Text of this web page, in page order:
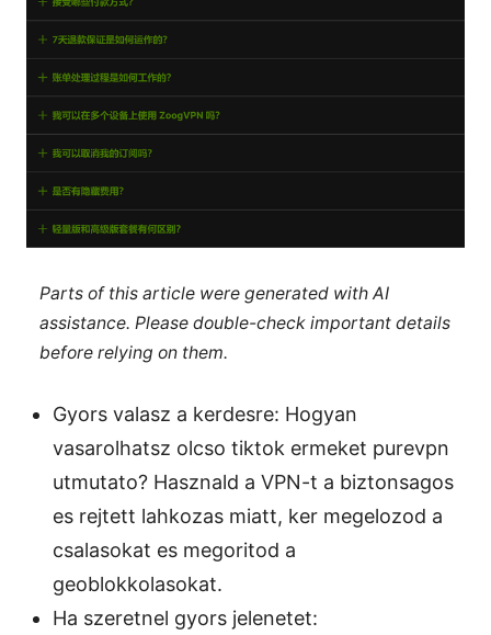
Parts of this article were generated with AI
assistance. Please double-check important details
before relying on them.
Gyors valasz a kerdesre: Hogyan
vasarolhatsz olcso tiktok ermeket purevpn
utmutato? Hasznald a VPN-t a biztonsagos
es rejtett lahkozas miatt, ker megelozod a
csalasokat es megoritod a
geoblokkolasokat.
Ha szeretnel gyors jelenetet: